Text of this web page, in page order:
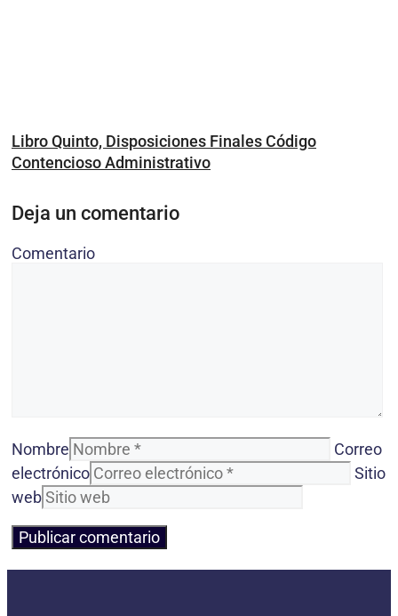
Libro Quinto, Disposiciones Finales Código
Contencioso Administrativo
Deja un comentario
Comentario
Nombre
Correo
electrónico
Sitio
web